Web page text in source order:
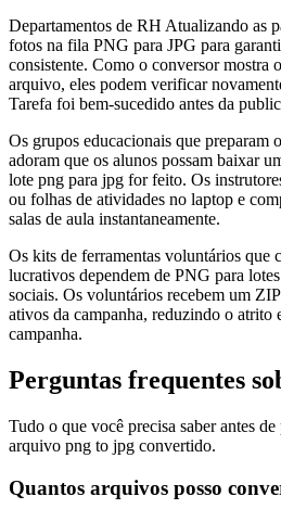
Departamentos de RH Atualizando as
fotos na fila PNG para JPG para
consistente. Como o conversor mostra
arquivo, eles podem verificar
Tarefa foi bem-sucedido antes da
Os grupos educacionais que preparam
adoram que os alunos possam baixar
lote png para jpg for feito. Os
ou folhas de atividades no laptop e
salas de aula instantaneamente.
Os kits de ferramentas voluntários que
lucrativos dependem de PNG para
sociais. Os voluntários recebem um
ativos da campanha, reduzindo o atrito
campanha.
Perguntas frequentes
Tudo o que você precisa saber antes
arquivo png to jpg convertido.
Quantos arquivos posso